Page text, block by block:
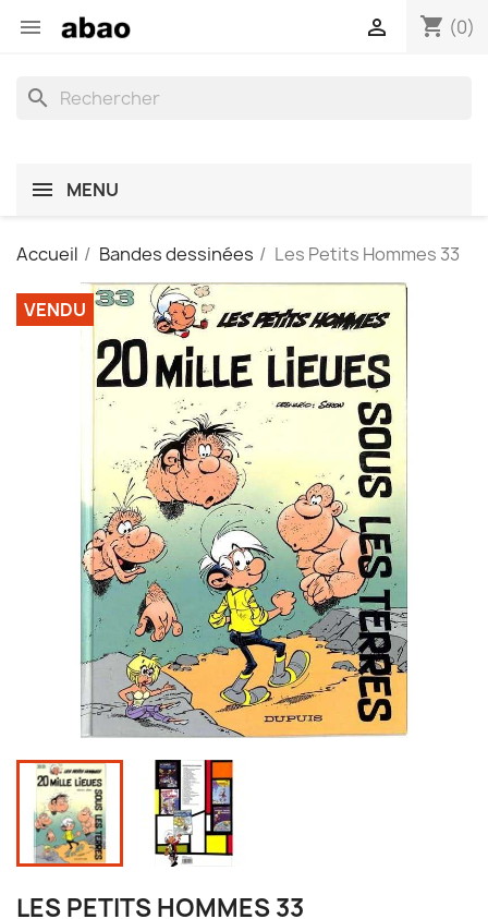
 shopping_cart (0)

search
MENU
Accueil Bandes dessinées Les Petits Hommes 33
VENDU
LES PETITS HOMMES 33